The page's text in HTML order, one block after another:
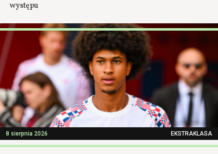
występu
8 sierpnia 2026 EKSTRAKLASA